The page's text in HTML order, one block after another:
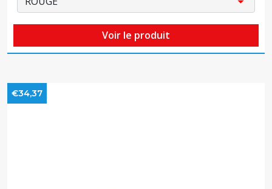
Voir le produit
€34,37